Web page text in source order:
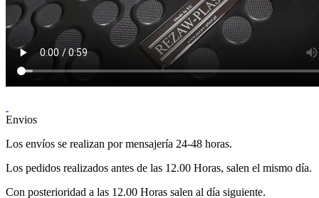
Envios
Los envíos se realizan por mensajería 24-48 horas.
Los pedidos realizados antes de las 12.00 Horas, salen el mismo día.
Con posterioridad a las 12.00 Horas salen al día siguiente.